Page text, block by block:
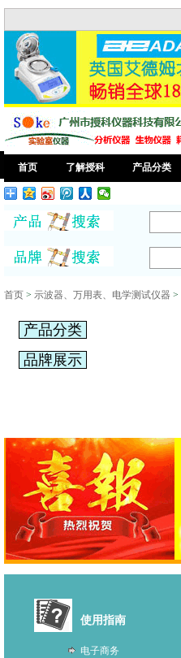
首页 了解授科 产品分类
首页> 示波器、万用表、电学测试仪器 >
产品分类
品牌展示
使用指南
电子商务